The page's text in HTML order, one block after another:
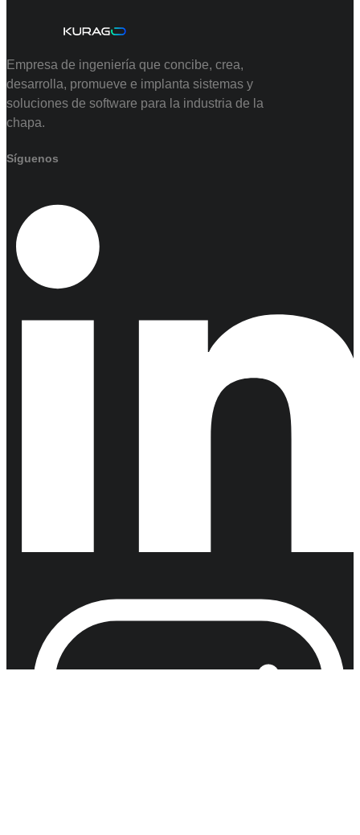
Empresa de ingeniería que concibe, crea,
desarrolla, promueve e implanta sistemas y
soluciones de software para la industria de la
chapa.
Síguenos